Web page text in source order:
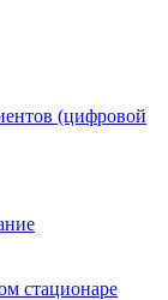
(цифровой
стационаре